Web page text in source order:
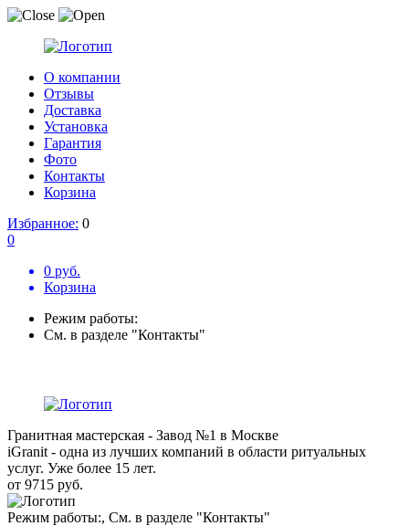
О компании
Отзывы
Доставка
Установка
Гарантия
Фото
Контакты
Корзина
Избранное: 0
0
0 руб.
Корзина
Режим работы:
См. в разделе "Контакты"
Гранитная мастерская - Завод №1 в Москве
iGranit - одна из лучших компаний в области ритуальных
услуг. Уже более 15 лет.
от 9715 руб.
Режим работы:, См. в разделе "Контакты"